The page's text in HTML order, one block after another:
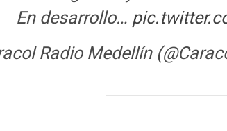
En desarrollo…
Radio Medellín